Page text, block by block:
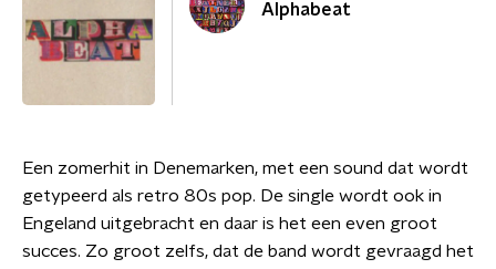
Alphabeat
Een zomerhit in Denemarken, met een sound dat wordt
getypeerd als retro 80s pop. De single wordt ook in
Engeland uitgebracht en daar is het een even groot
succes. Zo groot zelfs, dat de band wordt gevraagd het